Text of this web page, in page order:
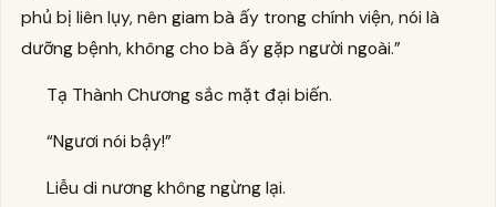
phủ bị liên lụy, nên giam bà ấy trong chính viện, nói là
dưỡng bệnh, không cho bà ấy gặp người ngoài.”
Tạ Thành Chương sắc mặt đại biến.
“Ngươi nói bậy!”
Liễu di nương không ngừng lại.